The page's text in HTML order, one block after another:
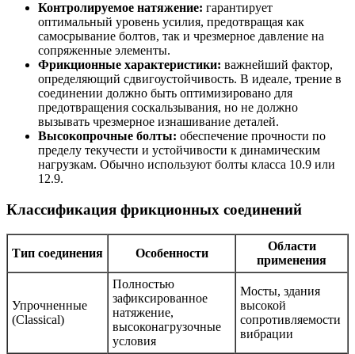
Контролируемое натяжение: гарантирует
оптимальный уровень усилия, предотвращая как
самосрывание болтов, так и чрезмерное давление на
сопряженные элементы.
Фрикционные характеристики: важнейший фактор,
определяющий сдвигоустойчивость. В идеале, трение в
соединении должно быть оптимизировано для
предотвращения соскальзывания, но не должно
вызывать чрезмерное изнашивание деталей.
Высокопрочные болты: обеспечение прочности по
пределу текучести и устойчивости к динамическим
нагрузкам. Обычно используют болты класса 10.9 или
12.9.
Классификация фрикционных соединений
Тип соединения Особенности
Области
применения
Упрочненные
(Classical)
Полностью
зафиксированное
натяжение,
высоконагрузочные
условия
Мосты, здания
высокой
сопротивляемости
вибрации